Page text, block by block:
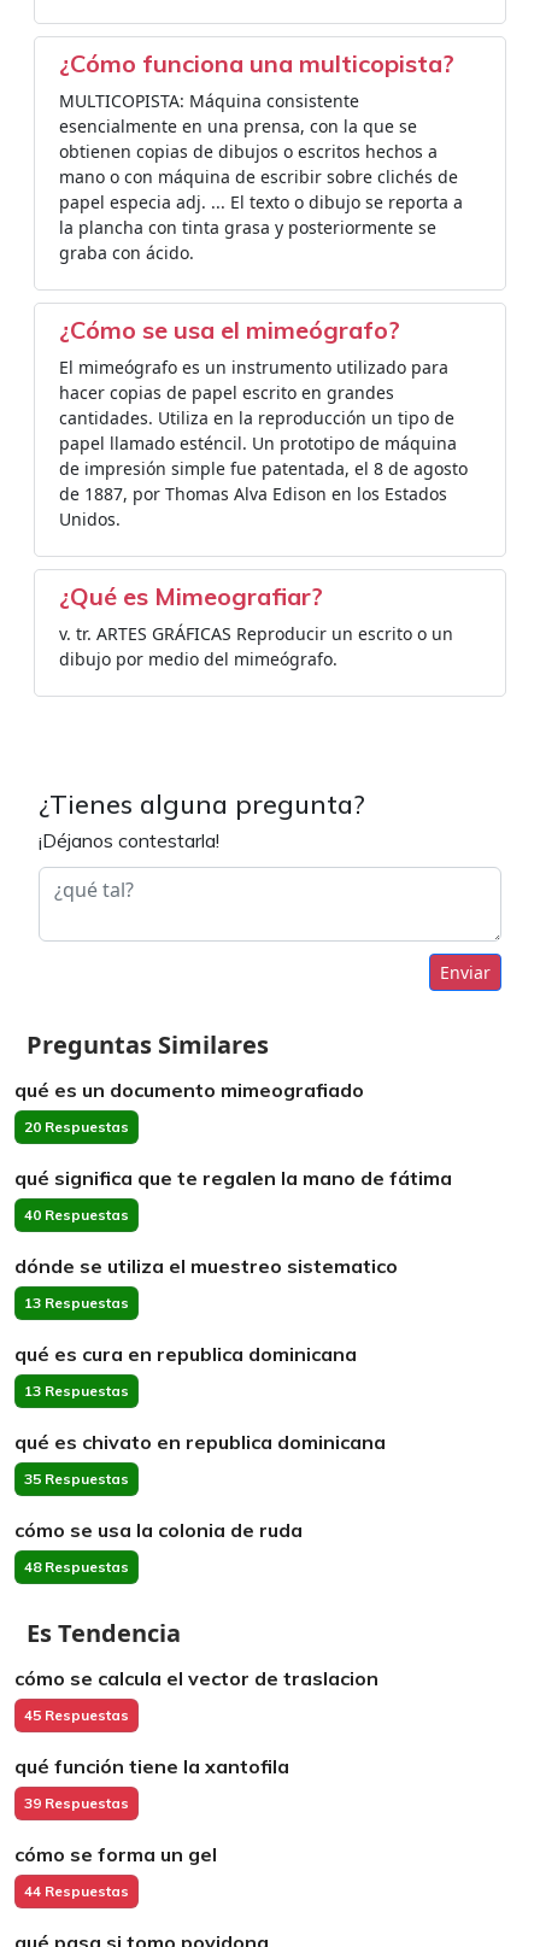
¿Cómo funciona una multicopista?
MULTICOPISTA: Máquina consistente
esencialmente en una prensa, con la que se
obtienen copias de dibujos o escritos hechos a
mano o con máquina de escribir sobre clichés de
papel especia adj. ... El texto o dibujo se reporta a
la plancha con tinta grasa y posteriormente se
graba con ácido.
¿Cómo se usa el mimeógrafo?
El mimeógrafo es un instrumento utilizado para
hacer copias de papel escrito en grandes
cantidades. Utiliza en la reproducción un tipo de
papel llamado esténcil. Un prototipo de máquina
de impresión simple fue patentada, el 8 de agosto
de 1887, por Thomas Alva Edison en los Estados
Unidos.
¿Qué es Mimeografiar?
v. tr. ARTES GRÁFICAS Reproducir un escrito o un
dibujo por medio del mimeógrafo.
¿Tienes alguna pregunta?
¡Déjanos contestarla!
Enviar
Preguntas Similares
qué es un documento mimeografiado
20 Respuestas
qué significa que te regalen la mano de fátima
40 Respuestas
dónde se utiliza el muestreo sistematico
13 Respuestas
qué es cura en republica dominicana
13 Respuestas
qué es chivato en republica dominicana
35 Respuestas
cómo se usa la colonia de ruda
48 Respuestas
Es Tendencia
cómo se calcula el vector de traslacion
45 Respuestas
qué función tiene la xantofila
39 Respuestas
cómo se forma un gel
44 Respuestas
qué pasa si tomo povidona